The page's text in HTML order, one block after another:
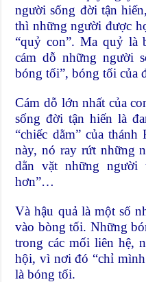
người sống đời tận
thì những người được
“quỷ con”. Ma quỷ là
cám dỗ những người
bóng tối”, bóng tối của
Cám dỗ lớn nhất của
sống đời tận hiến là
“chiếc dằm” của
này, nó ray rứt những
dằn vặt những người
hơn”…
Và hậu quả là một số
vào bòng tối. Những
trong các mối liên hệ,
hội, vì nơi đó “chỉ
là bóng tối.